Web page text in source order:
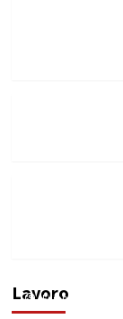
Lavoro
Vino in
Filippo Cardinale